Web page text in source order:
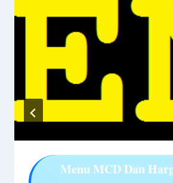
Menu MCD Dan